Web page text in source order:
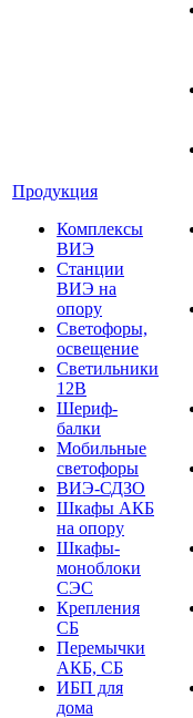
Продукция
Комплексы
ВИЭ
Станции
ВИЭ на
опору
Светофоры,
освещение
Светильники
12В
Шериф-
балки
Мобильные
светофоры
ВИЭ-СДЗО
Шкафы АКБ
на опору
Шкафы-
моноблоки
СЭС
Крепления
СБ
Перемычки
АКБ, СБ
ИБП для
дома